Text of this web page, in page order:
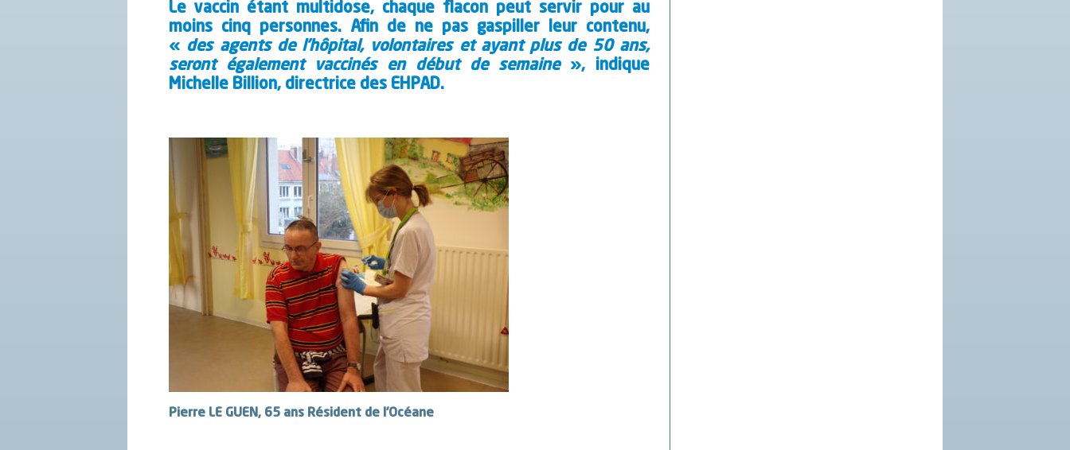
Le vaccin étant multidose, chaque flacon peut servir pour au
moins cinq personnes. Afin de ne pas gaspiller leur contenu,
« des agents de l’hôpital, volontaires et ayant plus de 50 ans,
seront également vaccinés en début de semaine», indique
Michelle Billion, directrice des EHPAD.
Pierre LE GUEN, 65 ans Résident de l’Océane